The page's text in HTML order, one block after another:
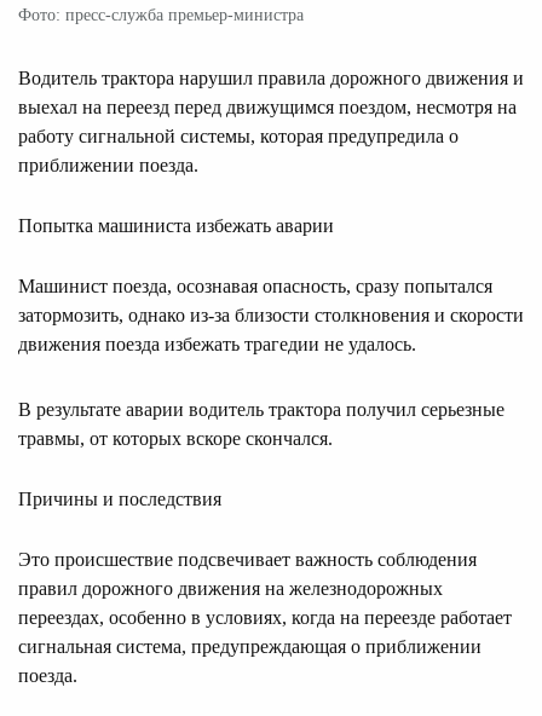
Фото: пресс-служба премьер-министра
Водитель трактора нарушил правила дорожного движения и
выехал на переезд перед движущимся поездом, несмотря на
работу сигнальной системы, которая предупредила о
приближении поезда.
Попытка машиниста избежать аварии
Машинист поезда, осознавая опасность, сразу попытался
затормозить, однако из-за близости столкновения и скорости
движения поезда избежать трагедии не удалось.
В результате аварии водитель трактора получил серьезные
травмы, от которых вскоре скончался.
Причины и последствия
Это происшествие подсвечивает важность соблюдения
правил дорожного движения на железнодорожных
переездах, особенно в условиях, когда на переезде работает
сигнальная система, предупреждающая о приближении
поезда.